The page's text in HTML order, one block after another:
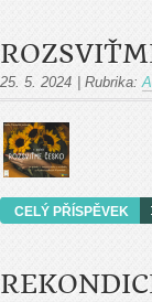
25. 5. 2024 Rubrika:
CELÝ PŘÍSPĚVEK